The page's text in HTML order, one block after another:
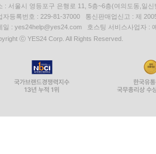
: 서울시 영등포구 은행로 11, 5층~6층(여의도동,일신
자등록번호 : 229-81-37000 통신판매업신고 : 제
일 : yes24help@yes24.com 호스팅 서비스사업자 :
ⓒ YES24 Corp. All Rights Reserved.